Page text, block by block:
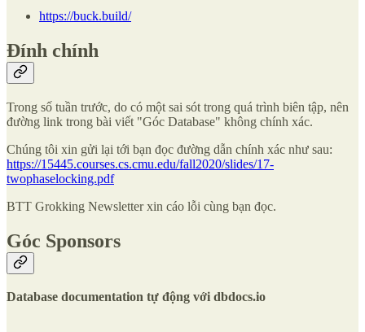
https://buck.build/
Đính chính
Trong số tuần trước, do có một sai sót trong quá trình biên tập, nên
đường link trong bài viết "Góc Database" không chính xác.
Chúng tôi xin gửi lại tới bạn đọc đường dẫn chính xác như sau:
https://15445.courses.cs.cmu.edu/fall2020/slides/17-
twophaselocking.pdf
BTT Grokking Newsletter xin cáo lỗi cùng bạn đọc.
Góc Sponsors
Database documentation tự động với dbdocs.io